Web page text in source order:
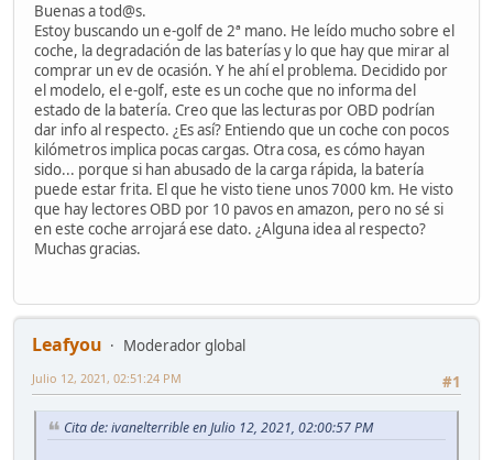
Buenas a tod@s.
Estoy buscando un e-golf de 2ª mano. He leído mucho sobre el
coche, la degradación de las baterías y lo que hay que mirar al
comprar un ev de ocasión. Y he ahí el problema. Decidido por
el modelo, el e-golf, este es un coche que no informa del
estado de la batería. Creo que las lecturas por OBD podrían
dar info al respecto. ¿Es así? Entiendo que un coche con pocos
kilómetros implica pocas cargas. Otra cosa, es cómo hayan
sido... porque si han abusado de la carga rápida, la batería
puede estar frita. El que he visto tiene unos 7000 km. He visto
que hay lectores OBD por 10 pavos en amazon, pero no sé si
en este coche arrojará ese dato. ¿Alguna idea al respecto?
Muchas gracias.
Leafyou
Moderador global
#1
Julio 12, 2021, 02:51:24 PM
Cita de: ivanelterrible en Julio 12, 2021, 02:00:57 PM